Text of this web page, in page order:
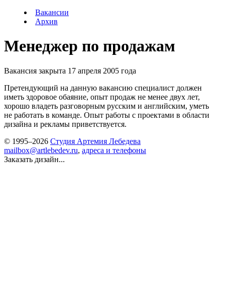
Вакансии
Архив
Менеджер по продажам
Вакансия закрыта 17 апреля 2005 года
Претендующий на данную вакансию специалист должен
иметь здоровое обаяние, опыт продаж не менее двух лет,
хорошо владеть разговорным русским и английским, уметь
не работать в команде. Опыт работы с проектами в области
дизайна и рекламы приветствуется.
© 1995–2026 Студия Артемия Лебедева
mailbox@artlebedev.ru, адреса и телефоны
Заказать дизайн...